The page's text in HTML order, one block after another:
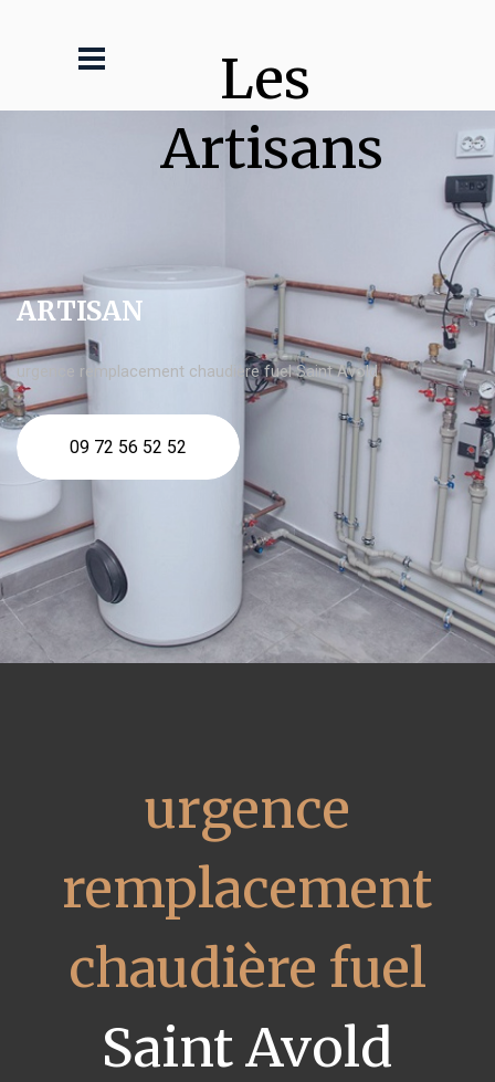
Les
Artisans
ARTISAN
urgence remplacement chaudière fuel Saint Avold
09 72 56 52 52
urgence
remplacement
chaudière fuel
Saint Avold